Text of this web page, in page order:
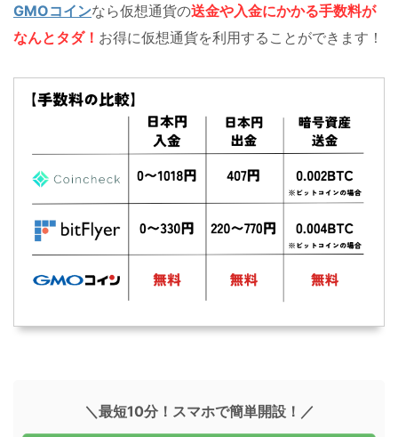
GMOコインなら仮想通貨の送金や入金にかかる手数料が
なんとタダ！ お得に仮想通貨を利用することができます！
＼最短10分！スマホで簡単開設！／